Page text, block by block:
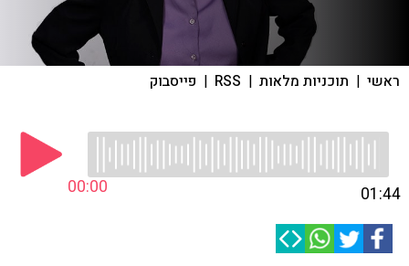
ראשי | תוכניות מלאות |
RSS
| פייסבוק
00:00 01:44